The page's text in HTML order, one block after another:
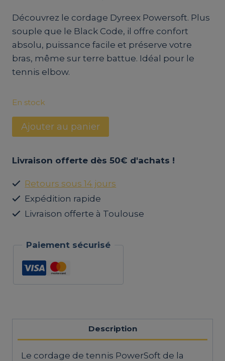
Découvrez le cordage Dyreex Powersoft. Plus
souple que le Black Code, il offre confort
absolu, puissance facile et préserve votre
bras, même sur terre battue. Idéal pour le
tennis elbow.
En stock
quantité
de
de
monofilament
souple
PowerSoft
–
Puissance
confort
m)
Ajouter au panier
Livraison offerte dès 50€ d'achats !
Retours sous 14 jours
Expédition rapide
Livraison offerte à Toulouse
Paiement sécurisé
Description
Le cordage de tennis PowerSoft de la